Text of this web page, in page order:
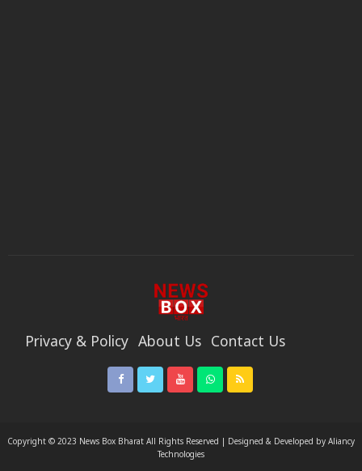
Privacy & Policy About Us Contact Us
Code Of Ethics Privacy & Policy
Copyright © 2023 News Box Bharat All Rights Reserved | Designed & Developed by Aliancy
Technologies